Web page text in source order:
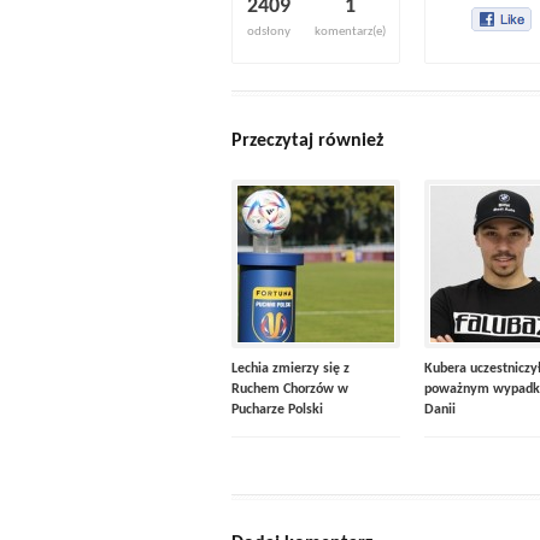
2409
odsłony
1
komentarz(e)
Przeczytaj również
Lechia zmierzy się z
Ruchem Chorzów w
Pucharze Polski
Kubera
poważnym
Danii